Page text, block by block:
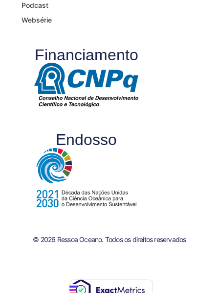
Podcast
Websérie
Financiamento
Endosso
© 2026 Ressoa Oceano. Todos os direitos reservados